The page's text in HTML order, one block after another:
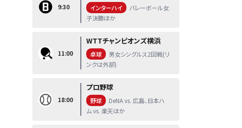
9:30 インターハイ
バレーボール女
子決勝ほか
11:00
WTTチャンピオンズ横浜
卓球
男女シングルス2回戦(リ
ンクは外部)
18:00
プロ野球
野球
DeNA vs. 広島、日本ハ
ム vs. 楽天ほか